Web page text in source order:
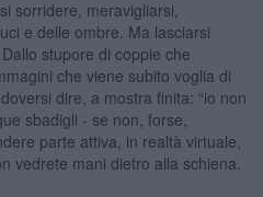
sorridere, meravigliarsi,
e delle ombre. Ma lasciarsi
stupore di coppie che
che viene subito voglia di
dire, a mostra finita: “io non
sbadigli - se non, forse,
parte attiva, in realtà virtuale,
vedrete mani dietro alla schiena.